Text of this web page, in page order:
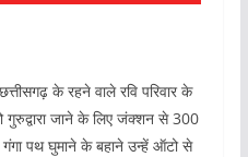
के रहने वाले रवि परिवार के
जाने के लिए जंक्शन से 300
पथ घुमाने के बहाने उन्हें ऑटो से